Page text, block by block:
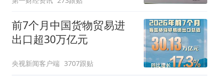
前7个月中国货物贸易进
出口超30万亿元
央视新闻客户端 3707跟贴